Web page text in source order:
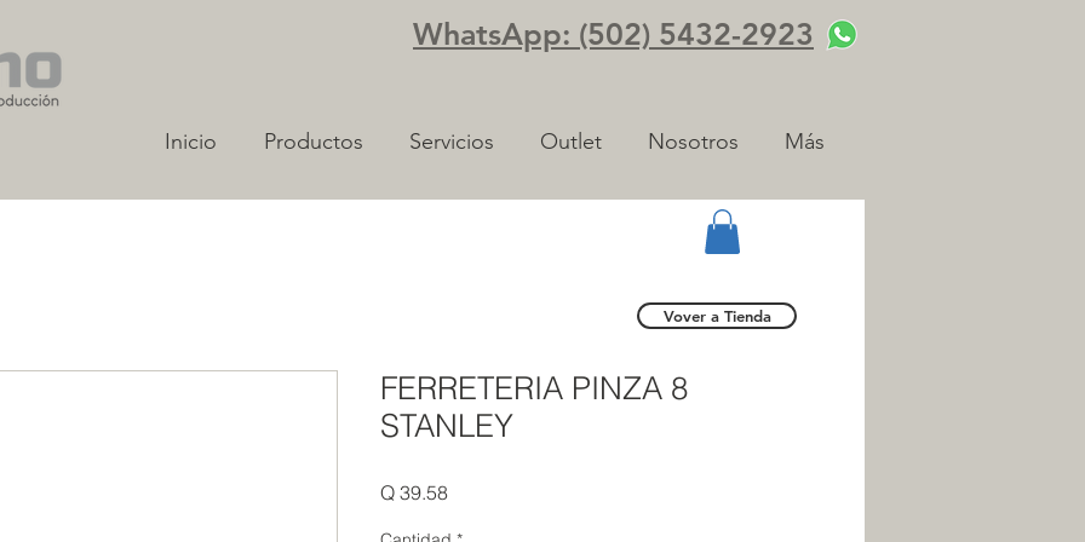
WhatsApp: (502) 5432-2923
Inicio Productos Servicios Outlet Nosotros Más
FERRETERIA PINZA 8
STANLEY
Q 39.58Precio
Vover a Tienda